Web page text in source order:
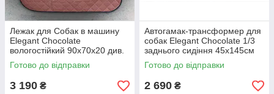
Лежак для Собак в машину
Elegant Chocolate
вологостійкий 90х70х20 див.
Готово до відправки
3 190 ₴
Автогамак-трансформер для
собак Elegant Chocolate 1/3
заднього сидіння 45х145см
Готово до відправки
2 690 ₴